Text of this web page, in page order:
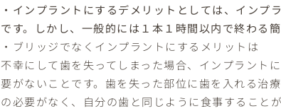
・インプラントにするデメリットとしては、イン
です。しかし、一般的には１本１時間以内で終わる簡
・ブリッジでなくインプラントにするメリットは
不幸にして歯を失ってしまった場合、インプラント
要がないことです。歯を失った部位に歯を入れる治
の必要がなく、自分の歯と同じように食事すること